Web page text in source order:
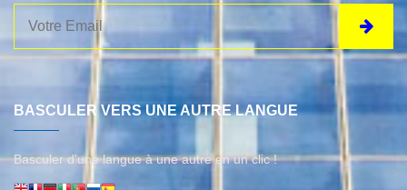
BASCULER VERS UNE AUTRE LANGUE
Basculer d'une langue à une autre en un clic !